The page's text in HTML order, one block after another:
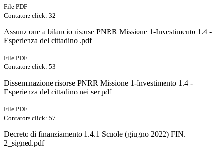
File PDF
Contatore click: 32
Assunzione a bilancio risorse PNRR Missione 1-Investimento 1.4 -
Esperienza del cittadino .pdf
File PDF
Contatore click: 53
Disseminazione risorse PNRR Missione 1-Investimento 1.4 -
Esperienza del cittadino nei ser.pdf
File PDF
Contatore click: 57
Decreto di finanziamento 1.4.1 Scuole (giugno 2022) FIN.
2_signed.pdf